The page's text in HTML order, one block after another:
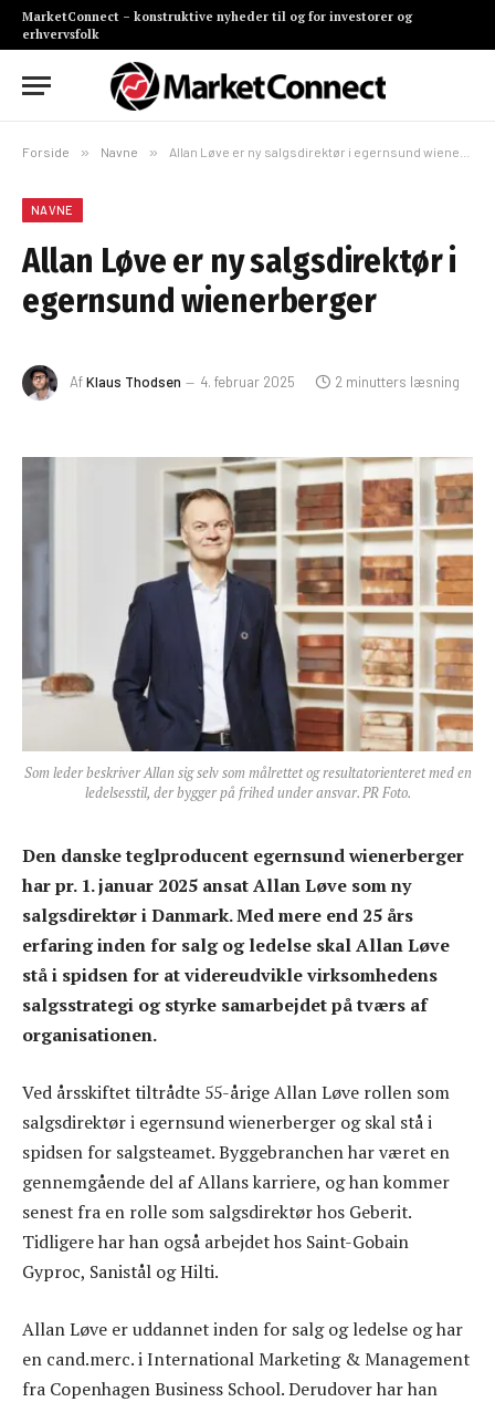
MarketConnect – konstruktive nyheder til og for investorer og
erhvervsfolk
Forside » Navne » Allan Løve er ny salgsdirektør i egernsund wienerberger
NAVNE
Allan Løve er ny salgsdirektør i
egernsund wienerberger
AfKlaus Thodsen 4. februar 2025 2 minutters læsning
Som leder beskriver Allan sig selv som målrettet og resultatorienteret med en
ledelsesstil, der bygger på frihed under ansvar. PR Foto.
Den danske teglproducent egernsund wienerberger
har pr. 1. januar 2025 ansat Allan Løve som ny
salgsdirektør i Danmark. Med mere end 25 års
erfaring inden for salg og ledelse skal Allan Løve
stå i spidsen for at videreudvikle virksomhedens
salgsstrategi og styrke samarbejdet på tværs af
organisationen.
Ved årsskiftet tiltrådte 55-årige Allan Løve rollen som
salgsdirektør i egernsund wienerberger og skal stå i
spidsen for salgsteamet. Byggebranchen har været en
gennemgående del af Allans karriere, og han kommer
senest fra en rolle som salgsdirektør hos Geberit.
Tidligere har han også arbejdet hos Saint-Gobain
Gyproc, Sanistål og Hilti.
Allan Løve er uddannet inden for salg og ledelse og har
en cand.merc. i International Marketing & Management
fra Copenhagen Business School. Derudover har han